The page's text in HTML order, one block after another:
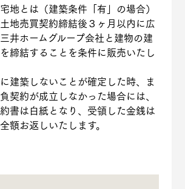
地とは（建築条件「有」の場合）
地売買契約締結後３ヶ月以内に広
井ホームグループ会社と建物の建
締結することを条件に販売いたし
建築しないことが確定した時、ま
契約が成立しなかった場合には、
書は白紙となり、受領した金銭は
額お返しいたします。